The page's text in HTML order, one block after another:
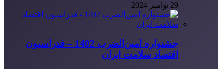
29 نوامبر 2024
جشنواره امین‌الضرب 1402 – فدراسیون
اقتصاد سلامت ایران